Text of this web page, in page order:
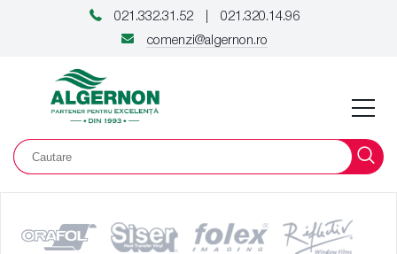
021.332.31.52
021.320.14.96
comenzi@algernon.ro